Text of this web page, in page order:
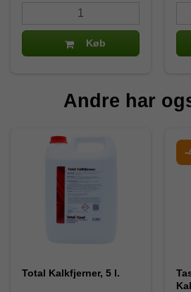
Køb
Andre har
Total Kalkfjerner, 5 l.
-